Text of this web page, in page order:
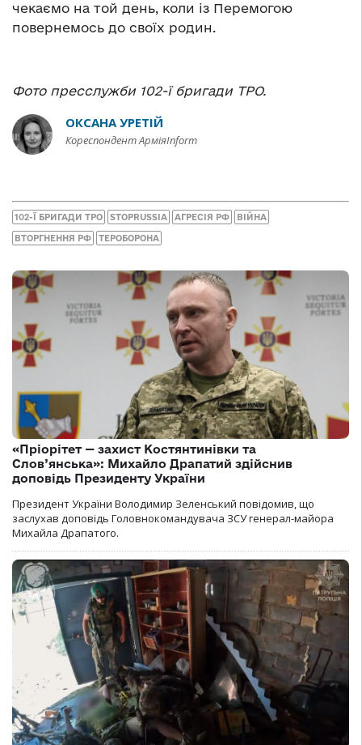
чекаємо на той день, коли із Перемогою
повернемось до своїх родин.
Фото пресслужби 102-ї бригади ТРО.
ОКСАНА УРЕТІЙ
Кореспондент АрміяInform
102-Ї БРИГАДИ ТРО STOPRUSSIA АГРЕСІЯ РФ ВІЙНА
ВТОРГНЕННЯ РФ ТЕРОБОРОНА
«Пріорітет — захист Костянтинівки та
Слов’янська»: Михайло Драпатий здійснив
доповідь Президенту України
Президент України Володимир Зеленський повідомив, що
заслухав доповідь Головнокомандувача ЗСУ генерал-майора
Михайла Драпатого.